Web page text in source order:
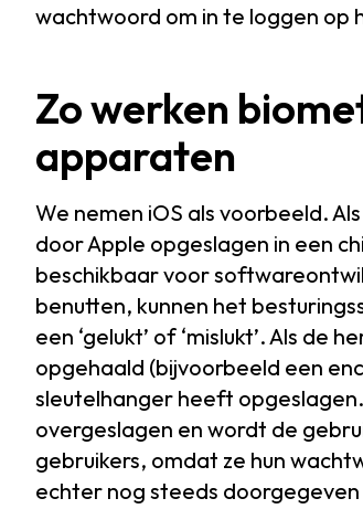
wachtwoord om in te loggen op
Zo werken
apparaten
We nemen iOS als voorbeeld.
door Apple opgeslagen in een
beschikbaar voor
benutten, kunnen het
een ‘gelukt’ of ‘mislukt’. Als de
opgehaald (bijvoorbeeld een
sleutelhanger heeft
overgeslagen en wordt de
gebruikers, omdat ze hun
echter nog steeds